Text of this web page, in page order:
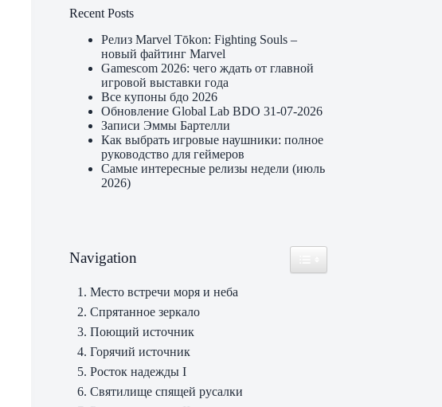
Recent Posts
Релиз Marvel Tōkon: Fighting Souls –
новый файтинг Marvel
Gamescom 2026: чего ждать от главной
игровой выставки года
Все купоны бдо 2026
Обновление Global Lab BDO 31-07-2026
Записи Эммы Бартелли
Как выбрать игровые наушники: полное
руководство для геймеров
Самые интересные релизы недели (июль
2026)
Navigation
1. Место встречи моря и неба
2. Спрятанное зеркало
3. Поющий источник
4. Горячий источник
5. Росток надежды I
6. Святилище спящей русалки